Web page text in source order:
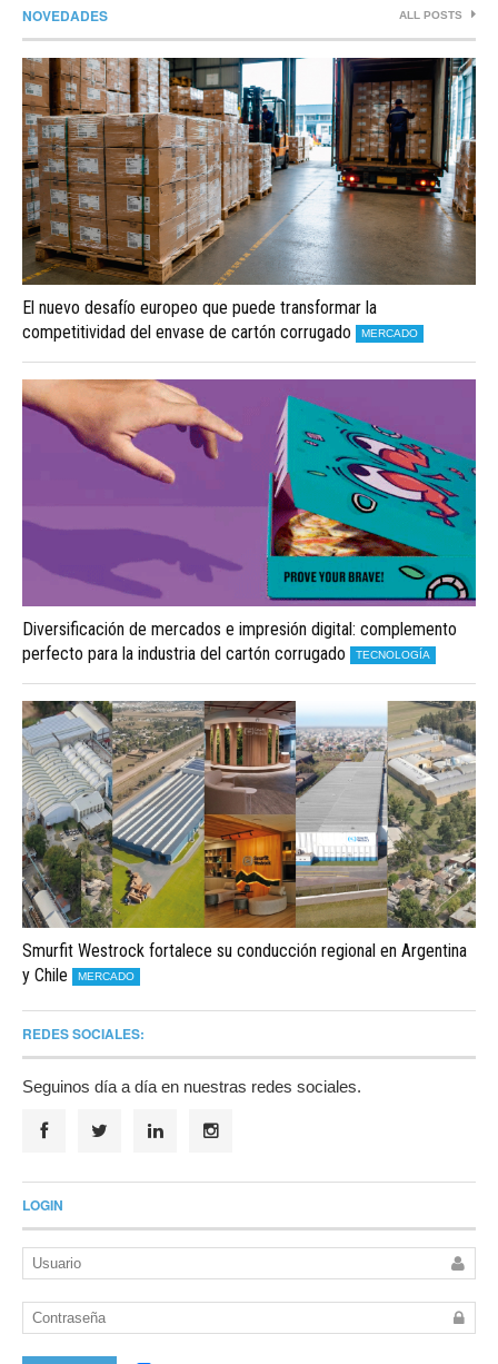
NOVEDADES ALL POSTS
El nuevo desafío europeo que puede transformar la
competitividad del envase de cartón corrugado
MERCADO
Diversificación de mercados e impresión digital: complemento
perfecto para la industria del cartón corrugado
TECNOLOGÍA
Smurfit Westrock fortalece su conducción regional en Argentina
y Chile
MERCADO
REDES SOCIALES:
Seguinos día a día en nuestras redes sociales.
LOGIN